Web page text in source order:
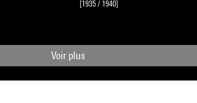
[1935 / 1940]
Voir plus